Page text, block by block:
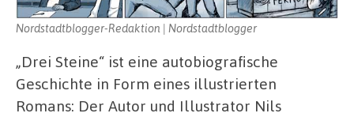
Nordstadtblogger-Redaktion | Nordstadtblogger
„Drei Steine“ ist eine autobiografische
Geschichte in Form eines illustrierten
Romans: Der Autor und Illustrator Nils